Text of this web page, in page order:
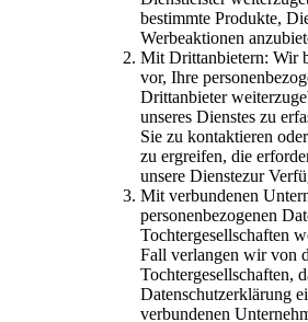
bestimmte Produkte,
Werbeaktionen
Mit Drittanbietern: Wir
vor, Ihre
Drittanbieter
unseres Dienstes zu
Sie zu kontaktieren
zu ergreifen, die
unsere Dienstezur
Mit verbundenen
personenbezogenen
Tochtergesellschaften
Fall verlangen wir von
Tochtergesellschaften,
Datenschutzerklärung
verbundenen